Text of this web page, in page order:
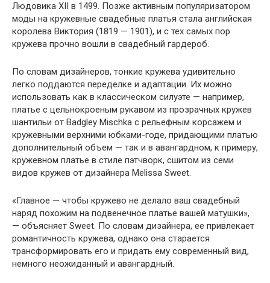
Людовика XII в 1499. Позже активным популяризатором
моды на кружевные свадебные платья стала английская
королева Виктория (1819 — 1901), и с тех самых пор
кружева прочно вошли в свадебный гардероб.
По словам дизайнеров, тонкие кружева удивительно
легко поддаются переделке и адаптации. Их можно
использовать как в классическом силуэте — например,
платье с цельнокроеным рукавом из прозрачных кружев
шантильи от Badgley Mischka с рельефным корсажем и
кружевными верхними юбками-годе, придающими платью
дополнительный объем — так и в авангардном, к примеру,
кружевном платье в стиле пэтчворк, сшитом из семи
видов кружев от дизайнера Melissa Sweet.
«Главное — чтобы кружево не делало ваш свадебный
наряд похожим на подвенечное платье вашей матушки»,
— объясняет Sweet. По словам дизайнера, ее привлекает
романтичность кружева, однако она старается
трансформировать его и придать ему современный вид,
немного неожиданный и авангардный.